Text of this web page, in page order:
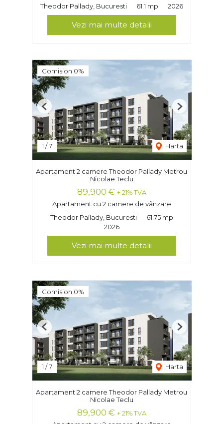
Theodor Pallady, Bucuresti
61.1 mp 2026
Vezi mai multe detalii
Comision 0%
1 /7 Harta
Previous Next
Apartament 2 camere Theodor Pallady Metrou
Nicolae Teclu
89,900 € + 21% TVA
Apartament cu 2 camere de vânzare
Theodor Pallady, Bucuresti
61.75 mp
2026
Vezi mai multe detalii
Comision 0%
1 /7 Harta
Previous Next
Apartament 2 camere Theodor Pallady Metrou
Nicolae Teclu
89,900 € + 21% TVA